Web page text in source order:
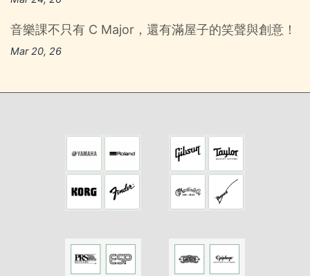
音樂課不只有 C Major，還有滿屋子的笑聲與創意！
Mar 20, 26